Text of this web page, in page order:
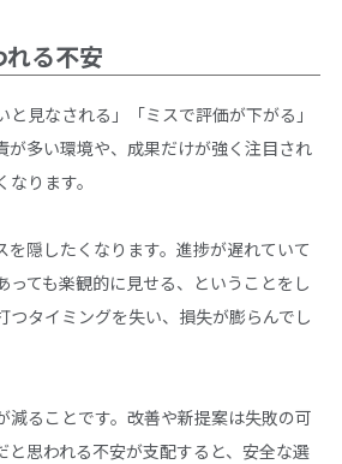
る不安
と見なされる」「ミスで評価が下がる」
が多い環境や、成果だけが強く注目され
ります。
を隠したくなります。進捗が遅れていて
っても楽観的に見せる、ということをし
つタイミングを失い、損失が膨らんでし
減ることです。改善や新提案は失敗の可
と思われる不安が支配すると、安全な選